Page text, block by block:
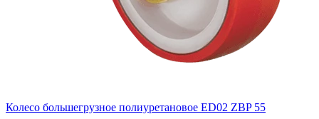
Колесо большегрузное полиуретановое ED02 ZBP 55